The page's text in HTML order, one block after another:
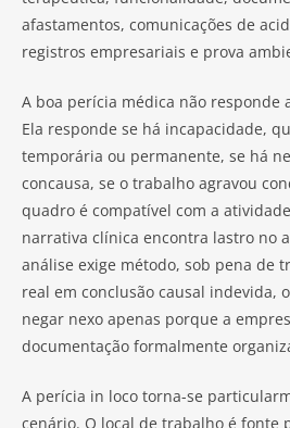
afastamentos, comunicações de
registros empresariais e prova
A boa perícia médica não responde
Ela responde se há incapacidade,
temporária ou permanente, se há
concausa, se o trabalho agravou
quadro é compatível com a
narrativa clínica encontra lastro no
análise exige método, sob pena de
real em conclusão causal indevida,
negar nexo apenas porque a
documentação formalmente
A perícia in loco torna-se
cenário. O local de trabalho é fonte